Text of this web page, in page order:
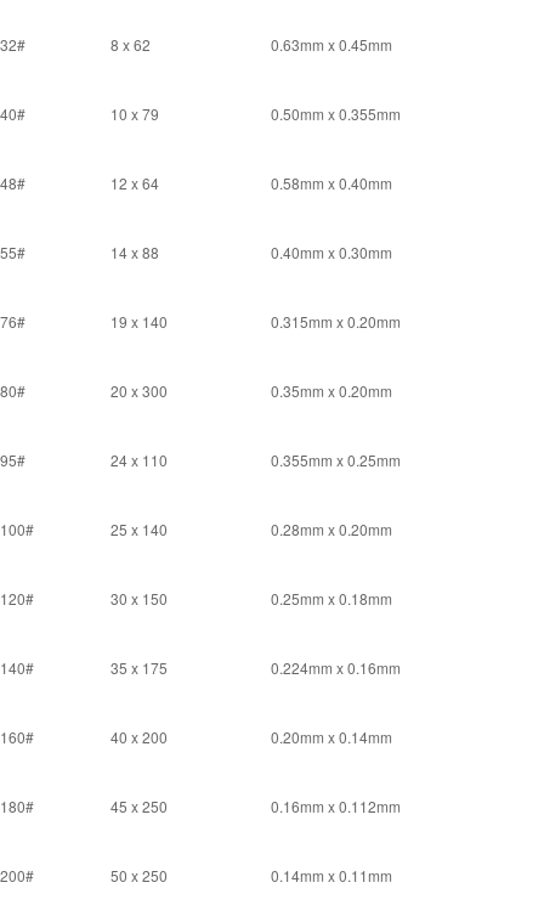
32# 8 x 62 0.63mm x 0.45mm
40# 10 x 79 0.50mm x 0.355mm
48# 12 x 64 0.58mm x 0.40mm
55# 14 x 88 0.40mm x 0.30mm
76# 19 x 140 0.315mm x 0.20mm
80# 20 x 300 0.35mm x 0.20mm
95# 24 x 110 0.355mm x 0.25mm
100# 25 x 140 0.28mm x 0.20mm
120# 30 x 150 0.25mm x 0.18mm
140# 35 x 175 0.224mm x 0.16mm
160# 40 x 200 0.20mm x 0.14mm
180# 45 x 250 0.16mm x 0.112mm
200# 50 x 250 0.14mm x 0.11mm